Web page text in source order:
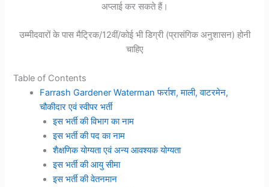
अप्लाई कर सकते हैं।
उम्मीदवारों के पास मैट्रिक/12वीं/कोई भी डिग्री (प्रासंगिक अनुशासन) होनी
चाहिए
Table of Contents
Farrash Gardener Waterman फर्राश, माली, वाटरमेन,
चौकीदार एवं स्वीपर भर्ती
इस भर्ती की विभाग का नाम
इस भर्ती की पद का नाम
शैक्षणिक योग्यता एवं अन्य आवश्यक योग्यता
इस भर्ती की आयु सीमा
इस भर्ती की वेतनमान